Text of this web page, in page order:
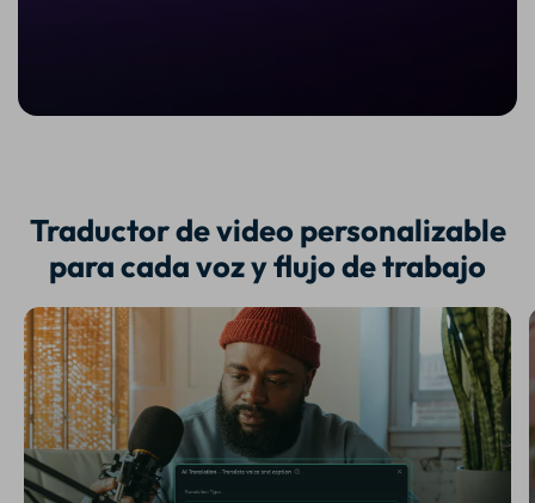
Traductor de video personalizable
para cada voz y flujo de trabajo